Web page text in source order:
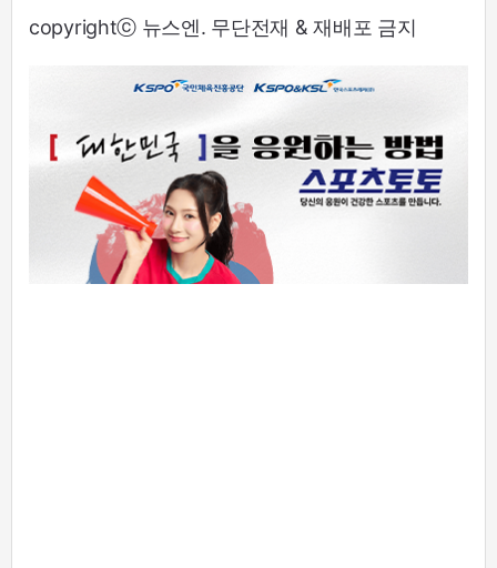
copyrightⓒ 뉴스엔. 무단전재 & 재배포 금지